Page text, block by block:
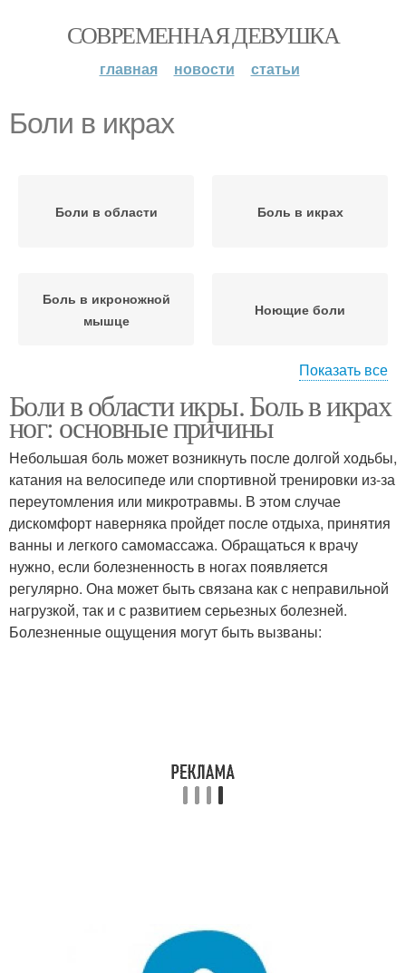
СОВРЕМЕННАЯ ДЕВУШКА
главная новости статьи
Боли в икрах
Боли в области Боль в икрах
Боль в икроножной
мышце
Ноющие боли
Боли в икре
Боли в икроножных
мышцах
Опасная боль Боль в икре
Боли в правой ноге Боли в бедре
Показать все
Боли в области икры. Боль в икрах
ног: основные причины
Небольшая боль может возникнуть после долгой ходьбы,
катания на велосипеде или спортивной тренировки из-за
переутомления или микротравмы. В этом случае
дискомфорт наверняка пройдет после отдыха, принятия
ванны и легкого самомассажа. Обращаться к врачу
нужно, если болезненность в ногах появляется
регулярно. Она может быть связана как с неправильной
нагрузкой, так и с развитием серьезных болезней.
Болезненные ощущения могут быть вызваны: